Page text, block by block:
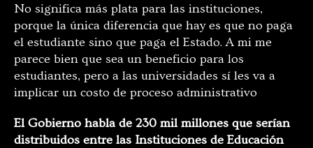
No significa más plata para las instituciones,
porque la única diferencia que hay es que no paga
el estudiante sino que paga el Estado. A mi me
parece bien que sea un beneficio para los
estudiantes, pero a las universidades sí les va a
implicar un costo de proceso administrativo
El Gobierno habla de 230 mil millones que serían
distribuidos entre las Instituciones de Educación